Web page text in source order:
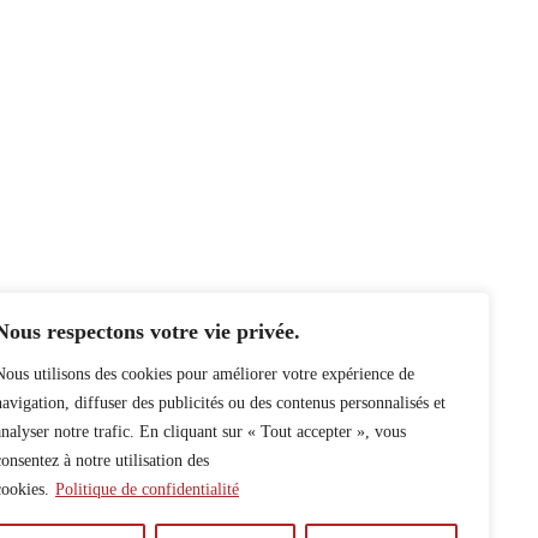
respectons votre vie privée.
utilisons des cookies pour améliorer votre expérience de
diffuser des publicités ou des contenus personnalisés et
notre trafic. En cliquant sur « Tout accepter », vous
à notre utilisation des
Politique de confidentialité